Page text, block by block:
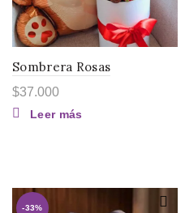
Sombrera Rosas
$37.000
Leer más
-33%